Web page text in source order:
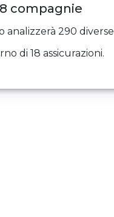
compagnie
analizzerà 290 diverse
di 18 assicurazioni.